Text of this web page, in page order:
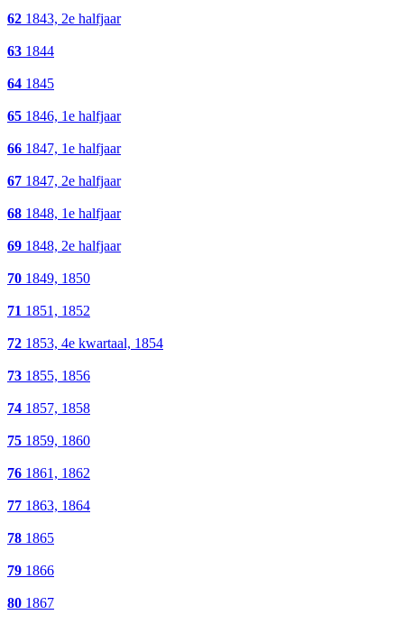
62 1843, 2e halfjaar
63 1844
64 1845
65 1846, 1e halfjaar
66 1847, 1e halfjaar
67 1847, 2e halfjaar
68 1848, 1e halfjaar
69 1848, 2e halfjaar
70 1849, 1850
71 1851, 1852
72 1853, 4e kwartaal, 1854
73 1855, 1856
74 1857, 1858
75 1859, 1860
76 1861, 1862
77 1863, 1864
78 1865
79 1866
80 1867